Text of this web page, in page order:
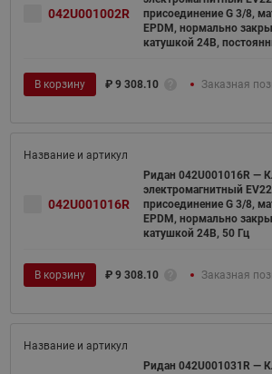
042U001002R
присоединение G 3/8,
EPDM, нормально
катушкой 24В,
В корзину ₽ 9 308.10 Заказная
042U001016R
Ридан 042U001016R —
электромагнитный
присоединение G 3/8,
EPDM, нормально
катушкой 24В, 50 Гц
В корзину ₽ 9 308.10 Заказная
Ридан 042U001031R —